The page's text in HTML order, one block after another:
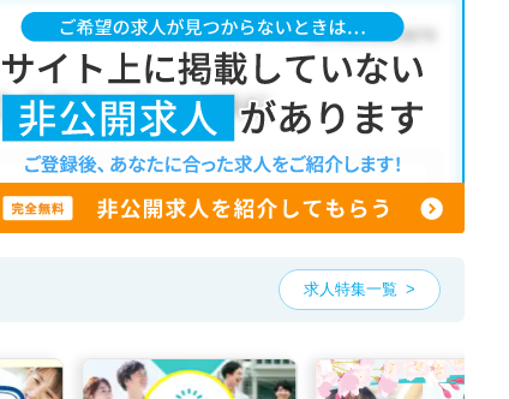
。
正社員(正職員)・病院・介護福祉施設・その他
」から検索いただくか、お気軽にお問い合わせください。
をヒアリングした上で求人をご提案いたします。
ックアップした求人特集をぜひご活用ください。
相談ください。
求人特集一覧